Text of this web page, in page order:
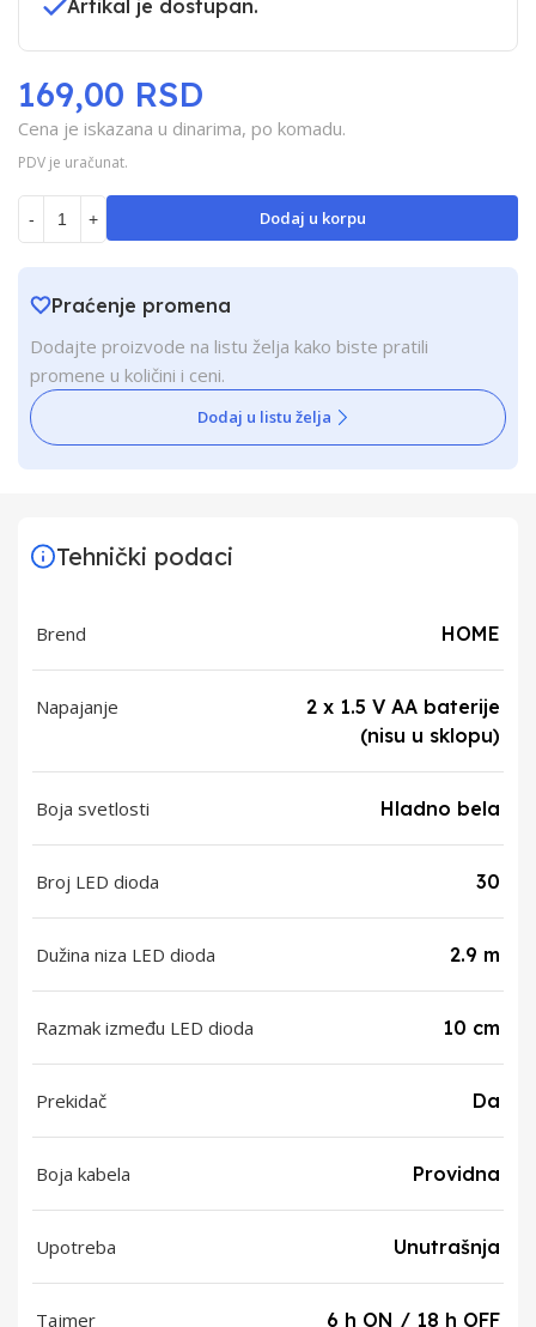
Artikal je dostupan.
Cena je iskazana u dinarima, po komadu.
PDV je uračunat.
169,00 RSD
- + Dodaj u korpu
Praćenje promena
Dodajte proizvode na listu želja kako biste pratili
promene u količini i ceni.
Dodaj u listu želja
Tehnički podaci
Brend HOME
Napajanje
2 x 1.5 V AA baterije
(nisu u sklopu)
Boja svetlosti Hladno bela
Broj LED dioda 30
Dužina niza LED dioda 2.9 m
Razmak između LED dioda 10 cm
Prekidač Da
Boja kabela Providna
Upotreba Unutrašnja
Tajmer 6 h ON / 18 h OFF